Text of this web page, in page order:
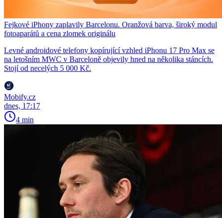
Fejkové iPhony zaplavily Barcelonu. Oranžová barva, široký modul
fotoaparátů a cena zlomek originálu
Levné androidové telefony kopírující vzhled iPhonu 17 Pro Max se
na letošním MWC v Barceloně objevily hned na několika stáncích.
Stojí od necelých 5 000 Kč.
Mobify.cz
dnes, 17:17
4 min